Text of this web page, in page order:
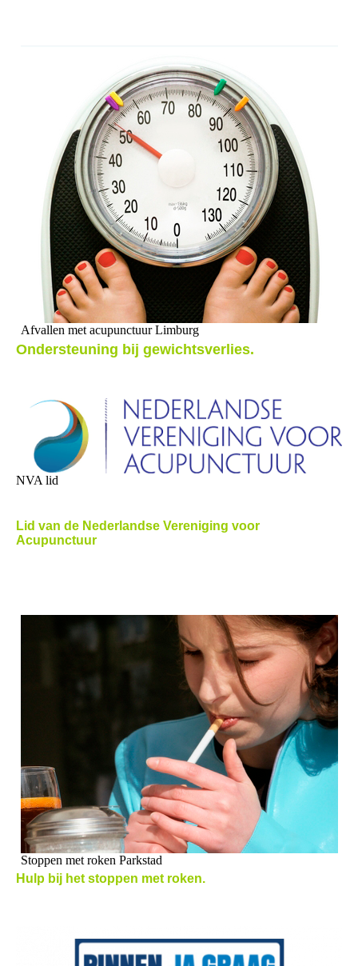
Afvallen met acupunctuur Limburg
Ondersteuning bij gewichtsverlies.
NVA lid
Lid van de Nederlandse Vereniging voor
Acupunctuur
Stoppen met roken Parkstad
Hulp bij het stoppen met roken.